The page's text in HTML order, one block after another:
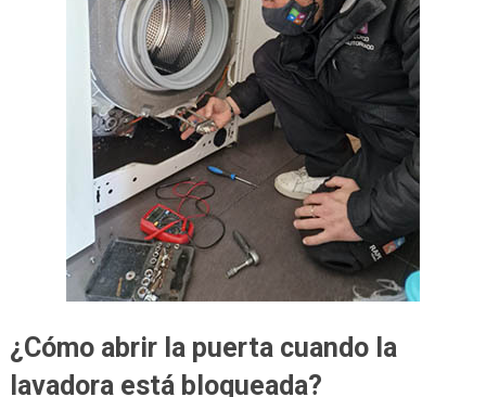
¿Cómo abrir la puerta cuando la
lavadora está bloqueada?